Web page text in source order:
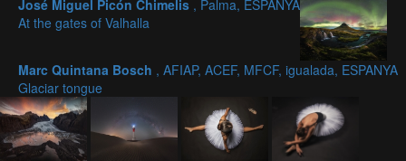
José Miguel Picón Chimelis , Palma, ESPANYA
At the gates of Valhalla
Marc Quintana Bosch , AFIAP, ACEF, MFCF, igualada, ESPANYA
Glaciar tongue